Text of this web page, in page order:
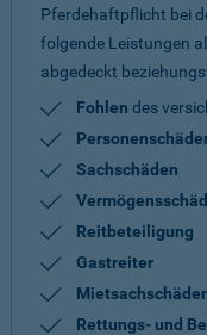
Pferdehaftpflicht bei
folgende Leistungen
abgedeckt
Fohlen des
Sachschäden
Reitbeteiligung
Gastreiter
Rettungs- und